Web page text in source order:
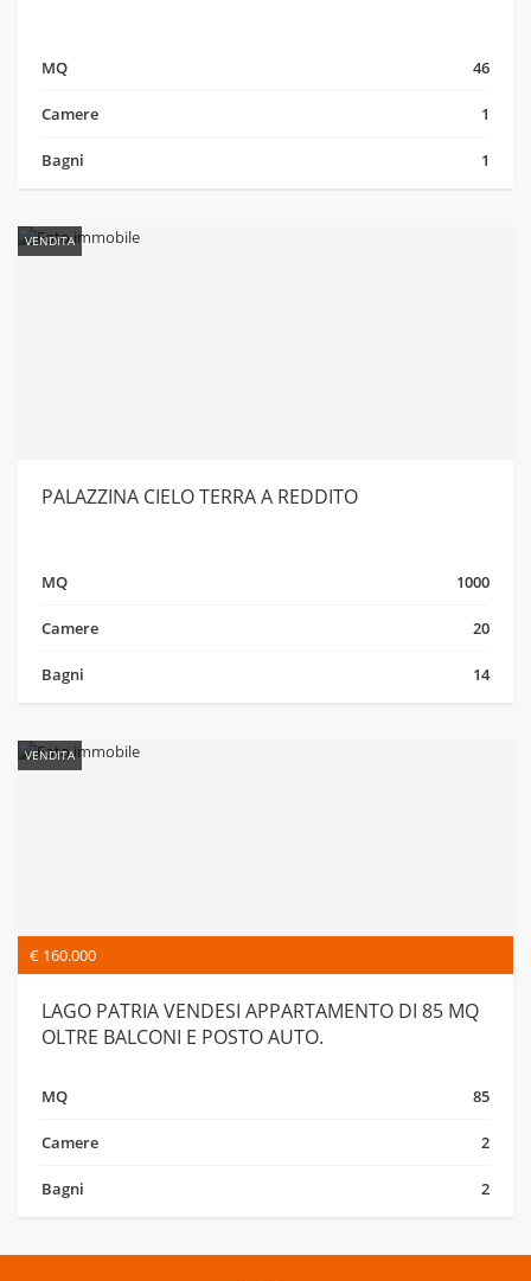
MQ 46
Camere 1
Bagni 1
VENDITA
PALAZZINA CIELO TERRA A REDDITO
MQ 1000
Camere 20
Bagni 14
€ 160.000
VENDITA
LAGO PATRIA VENDESI APPARTAMENTO DI 85 MQ
OLTRE BALCONI E POSTO AUTO.
MQ 85
Camere 2
Bagni 2